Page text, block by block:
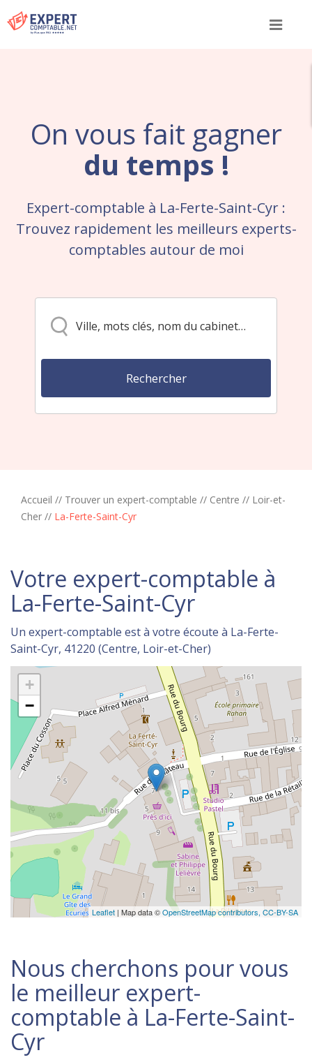
Menu
On vous fait gagner
du temps !
Expert-comptable à La-Ferte-Saint-Cyr :
Trouvez rapidement les meilleurs experts-
comptables autour de moi
Accueil // Trouver un expert-comptable // Centre // Loir-et-
Cher // La-Ferte-Saint-Cyr
Votre expert-comptable à
La-Ferte-Saint-Cyr
Un expert-comptable est à votre écoute à La-Ferte-
Saint-Cyr, 41220 (Centre, Loir-et-Cher)
+
−
Leaflet | Map data ©OpenStreetMap contributors, CC-BY-SA
Nous cherchons pour vous
le meilleur expert-
comptable à La-Ferte-Saint-
Cyr